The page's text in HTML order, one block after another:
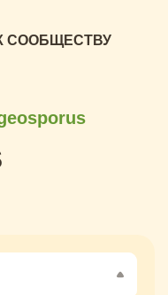
СООБЩЕСТВУ